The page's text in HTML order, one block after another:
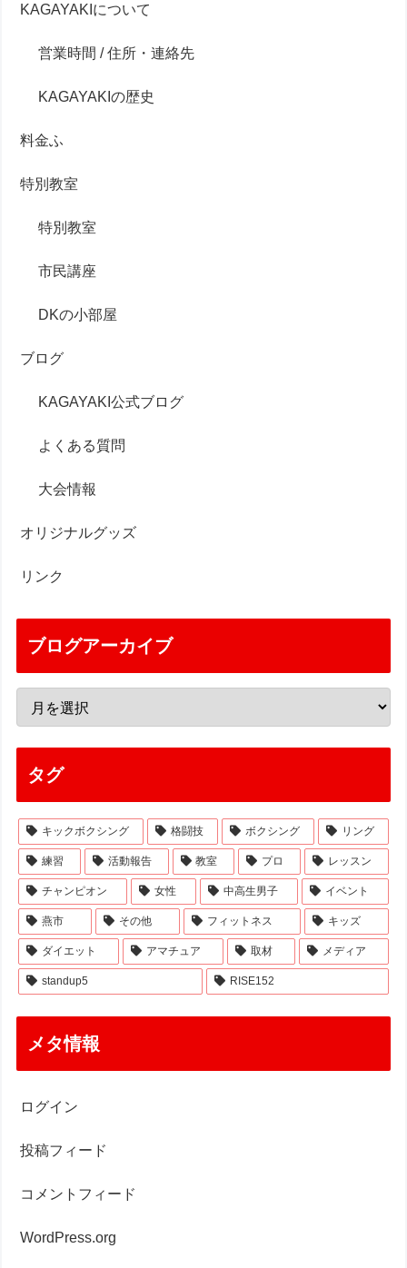
KAGAYAKIについて
営業時間 / 住所・連絡先
KAGAYAKIの歴史
料金ふ
特別教室
特別教室
市民講座
DKの小部屋
ブログ
KAGAYAKI公式ブログ
よくある質問
大会情報
オリジナルグッズ
リンク
ブログアーカイブ
タグ
キックボクシング 格闘技 ボクシング リング
練習 活動報告 教室 プロ レッスン
チャンピオン 女性 中高生男子 イベント
燕市 その他 フィットネス キッズ
ダイエット アマチュア 取材 メディア
standup5 RISE152
メタ情報
ログイン
投稿フィード
コメントフィード
WordPress.org